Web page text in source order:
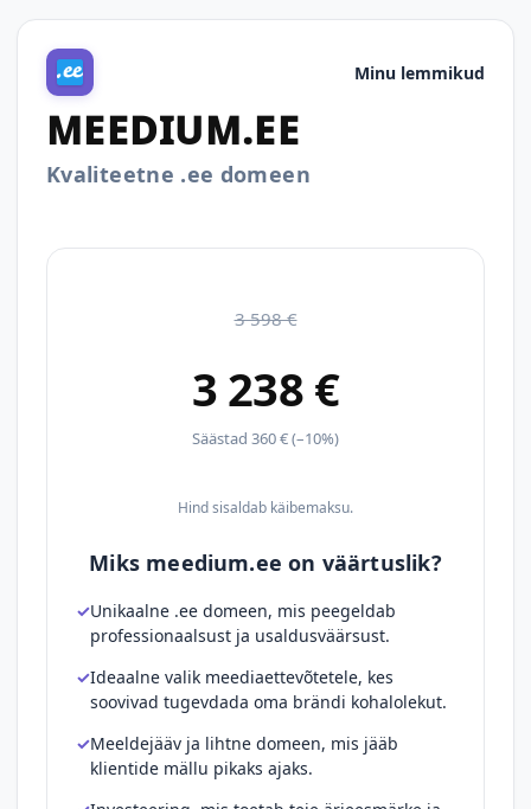
Minu lemmikud
MEEDIUM.EE
Kvaliteetne .ee domeen
3 598 €
3 238 €
Säästad 360 € (–10%)
Hind sisaldab käibemaksu.
Miks meedium.ee on väärtuslik?
Unikaalne .ee domeen, mis peegeldab
professionaalsust ja usaldusväärsust.
Ideaalne valik meediaettevõtetele, kes
soovivad tugevdada oma brändi kohalolekut.
Meeldejääv ja lihtne domeen, mis jääb
klientide mällu pikaks ajaks.